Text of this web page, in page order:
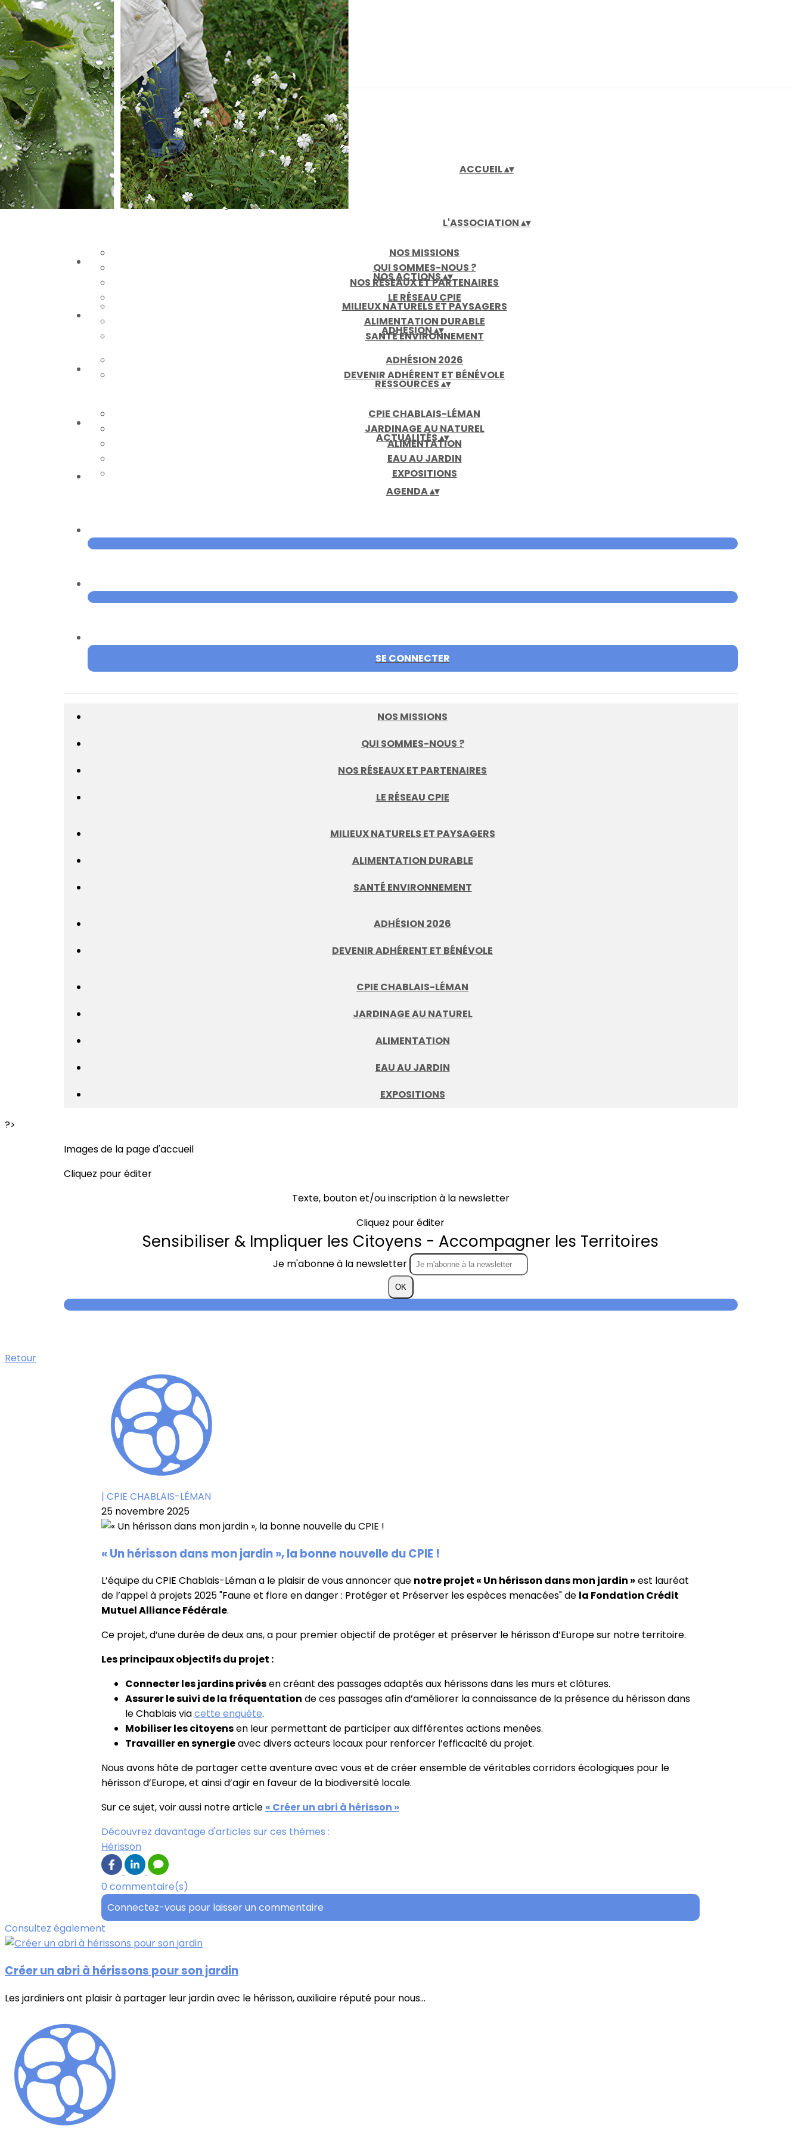
Exporter les lignes sélectionnées
Exporter toutes les colonnes
Exporter uniquement les colonnes affichées
Menu
Ajoutez un logo, un bouton, des réseaux sociaux
Cliquez pour éditer
ACCUEIL▴▾
L'ASSOCIATION▴▾
NOS MISSIONS
QUI SOMMES-NOUS ?
NOS RÉSEAUX ET PARTENAIRES
LE RÉSEAU CPIE
NOS ACTIONS▴▾
MILIEUX NATURELS ET PAYSAGERS
ALIMENTATION DURABLE
SANTÉ ENVIRONNEMENT
ADHÉSION▴▾
ADHÉSION 2026
DEVENIR ADHÉRENT ET BÉNÉVOLE
RESSOURCES▴▾
CPIE CHABLAIS-LÉMAN
JARDINAGE AU NATUREL
ALIMENTATION
EAU AU JARDIN
EXPOSITIONS
ACTUALITÉS▴▾
AGENDA▴▾
SE CONNECTER
NOS MISSIONS
QUI SOMMES-NOUS ?
NOS RÉSEAUX ET PARTENAIRES
LE RÉSEAU CPIE
MILIEUX NATURELS ET PAYSAGERS
ALIMENTATION DURABLE
SANTÉ ENVIRONNEMENT
ADHÉSION 2026
DEVENIR ADHÉRENT ET BÉNÉVOLE
CPIE CHABLAIS-LÉMAN
JARDINAGE AU NATUREL
ALIMENTATION
EAU AU JARDIN
EXPOSITIONS
?>
Images de la page d'accueil
Cliquez pour éditer
Texte, bouton et/ou inscription à la newsletter
Cliquez pour éditer
Sensibiliser & Impliquer les Citoyens - Accompagner les Territoires
Je m'abonne à la newsletter
OK
Retour
| CPIE CHABLAIS-LÉMAN
25 novembre 2025
« Un hérisson dans mon jardin », la bonne nouvelle du CPIE !
L’équipe du CPIE Chablais-Léman a le plaisir de vous annoncer que notre projet « Un hérisson dans mon jardin » est lauréat
de l’appel à projets 2025 "Faune et flore en danger : Protéger et Préserver les espèces menacées" de la Fondation Crédit
Mutuel Alliance Fédérale.
Ce projet, d’une durée de deux ans, a pour premier objectif de protéger et préserver le hérisson d’Europe sur notre territoire.
Les principaux objectifs du projet :
Connecter les jardins privésen créant des passages adaptés aux hérissons dans les murs et clôtures.
Assurer le suivi de la fréquentation de ces passages afin d’améliorer la connaissance de la présence du hérisson dans
le Chablais viacette enquête.
Mobiliser les citoyensen leur permettant de participer aux différentes actions menées.
Travailler en synergieavec divers acteurs locaux pour renforcer l’efficacité du projet.
Nous avons hâte de partager cette aventure avec vous et de créer ensemble de véritables corridors écologiques pour le
hérisson d’Europe, et ainsi d’agir en faveur de la biodiversité locale.
Sur ce sujet, voir aussi notre article « Créer un abri à hérisson »
Découvrez davantage d'articles sur ces thèmes :
Hérisson
0 commentaire(s)
Connectez-vous pour laisser un commentaire
Consultez également
Créer un abri à hérissons pour son jardin
Les jardiniers ont plaisir à partager leur jardin avec le hérisson, auxiliaire réputé pour nous...